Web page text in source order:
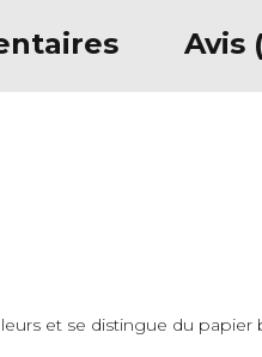
Avis
et se distingue du papier